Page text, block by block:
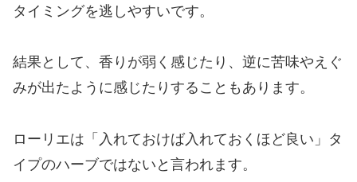
タイミングを逃しやすいです。
結果として、香りが弱く感じたり、逆に苦味やえぐ
みが出たように感じたりすることもあります。
ローリエは「入れておけば入れておくほど良い」タ
イプのハーブではないと言われます。